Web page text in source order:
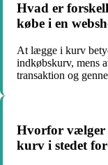
Hvad er
købe i en
At lægge i kurv
indkøbskurv, mens
transaktion og
Hvorfor vælger
kurv i stedet